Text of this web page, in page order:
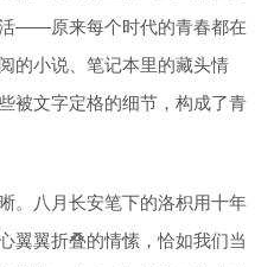
——原来每个时代的青春都在
的小说、笔记本里的藏头情
被文字定格的细节，构成了青
。八月长安笔下的洛枳用十年
翼翼折叠的情愫，恰如我们当